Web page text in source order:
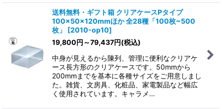
送料無料・ギフト箱 クリアケースPタイプ
100×50×120mmほか 全28種「100枚~500
枚」
[2010-op10]
19,800円 ～79,437円(税込)
中身が見えるから陳列、管理に便利なクリアケ
ース長方形のクリアケースです。50mmから
200mmまでを基本に各種サイズをご用意しまし
た。雑貨、文房具、化粧品、家電製品など幅広
く使用されています。キャラメ…